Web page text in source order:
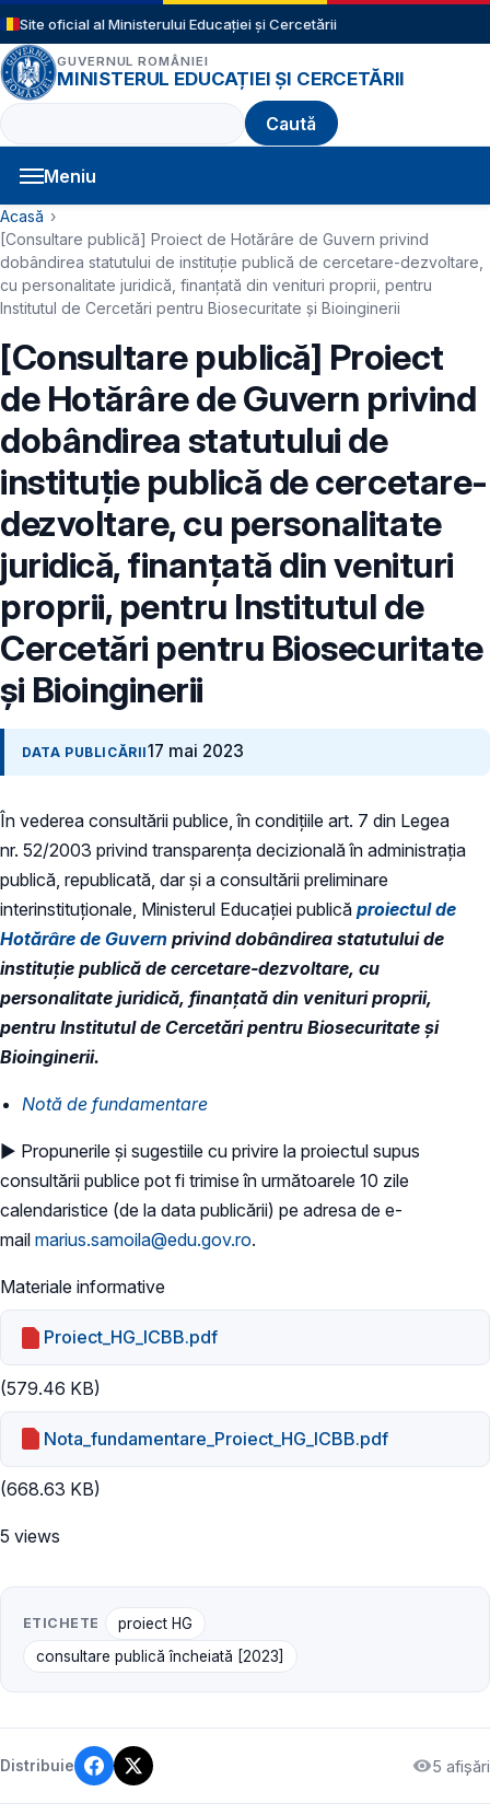
Sari la conținutul principal
Site oficial al Ministerului Educației și Cercetării
GUVERNUL ROMÂNIEI
MINISTERUL EDUCAȚIEI ȘI CERCETĂRII
Caută
Meniu
Navigație principală
Cale de navigare
Acasă
[Consultare publică] Proiect de Hotărâre de Guvern privind
dobândirea statutului de instituţie publică de cercetare-dezvoltare,
cu personalitate juridică, finanțată din venituri proprii, pentru
Institutul de Cercetări pentru Biosecuritate și Bioinginerii
[Consultare publică] Proiect
de Hotărâre de Guvern privind
dobândirea statutului de
instituţie publică de cercetare-
dezvoltare, cu personalitate
juridică, finanțată din venituri
proprii, pentru Institutul de
Cercetări pentru Biosecuritate
și Bioinginerii
DATA PUBLICĂRII17 mai 2023
În vederea consultării publice, în condiţiile art. 7 din Legea
nr. 52/2003 privind transparenţa decizională în administraţia
publică, republicată, dar și a consultării preliminare
interinstituționale, Ministerul Educaţiei publică proiectul de
Hotărâre de Guvern privind dobândirea statutului de
instituţie publică de cercetare-dezvoltare, cu
personalitate juridică, finanțată din venituri proprii,
pentru Institutul de Cercetări pentru Biosecuritate și
Bioinginerii.
Notă de fundamentare
► Propunerile și sugestiile cu privire la proiectul supus
consultării publice pot fi trimise în următoarele 10 zile
calendaristice (de la data publicării) pe adresa de e-
mail marius.samoila@edu.gov.ro.
Materiale informative
Proiect_HG_ICBB.pdf
(579.46 KB)
Nota_fundamentare_Proiect_HG_ICBB.pdf
(668.63 KB)
5 views
ETICHETE
proiect HG
consultare publică încheiată [2023]
Distribuie 5 afișări